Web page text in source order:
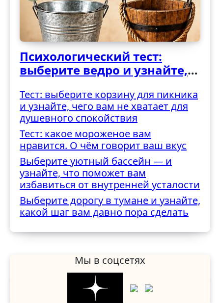
Психологический тест:
выберите ведро и узнайте,
трудностями
Тест: выберите корзину для пикника
и узнайте, чего вам не хватает для
душевного спокойствия
Тест: какое мороженое вам
нравится. О чём говорит ваш вкус
Выберите уютный бассейн — и
узнайте, что поможет вам
избавиться от внутренней усталости
Выберите дорогу в тумане и узнайте,
какой шаг вам давно пора сделать
Мы в соцсетях